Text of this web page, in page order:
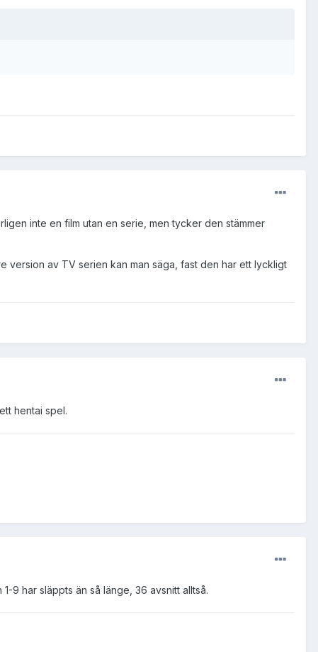
inte en film utan en serie, men tycker den stämmer
version av TV serien kan man säga, fast den har ett lyckligt
hentai spel.
9 har släppts än så länge, 36 avsnitt alltså.